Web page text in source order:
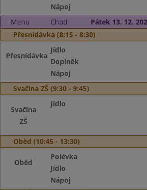
Nápoj
Menu
Chod
Pátek 13. 12.
Přesnídávka (8:15 - 8:30)
Přesnídávka
Jídlo
Doplněk
Nápoj
Svačina ZŠ (9:30 - 9:45)
Svačina
ZŠ
Jídlo
Oběd (10:45 - 13:30)
Oběd
Polévka
Jídlo
Nápoj